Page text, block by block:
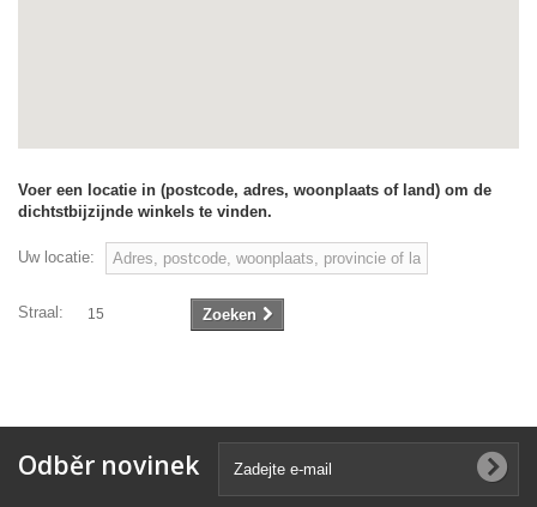
Voer een locatie in (postcode, adres, woonplaats of land) om de
dichtstbijzijnde winkels te vinden.
Uw locatie:
Straal: 15 Zoeken
Odběr novinek